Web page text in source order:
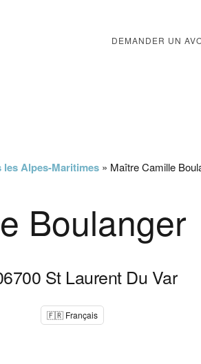
DEMANDER UN
les Alpes-Maritimes » Maître Camille
Boulanger
St Laurent Du Var
🇫🇷 Français